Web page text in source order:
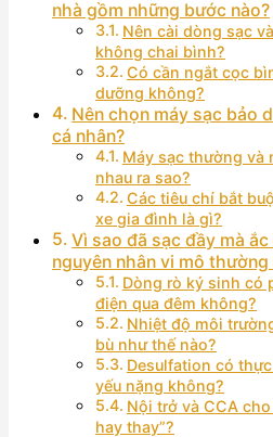
nhà gồm những bước nào?
Nên cài dòng sạc
không chai bình?
Có cần ngắt cọc
dưỡng không?
Nên chọn máy sạc bảo
cá nhân?
Máy sạc thường và
nhau ra sao?
Các tiêu chí bắt
xe gia đình là gì?
Vì sao đã sạc đầy mà
nguyên nhân vi mô
Dòng rò ký sinh có
điện qua đêm không?
Nhiệt độ môi
bù như thế nào?
Desulfation có
yếu nặng không?
Nội trở và CCA
hay thay”?